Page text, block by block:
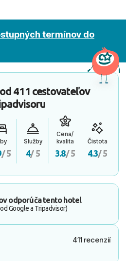
termínov do
411 cestovateľov
/ 5
Služby
4/ 5
Cena/
kvalita
3.8/ 5
Čistota
4.3/ 5
odporúča tento hotel
Google a Tripadvisor)
411 recenzií